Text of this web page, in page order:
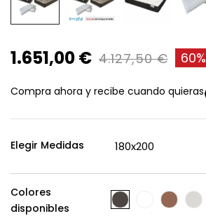
1.651,00 € 4.127,50 € 60%
Compra ahora y recibe cuando quieras
Elegir Medidas
Colores
disponibles